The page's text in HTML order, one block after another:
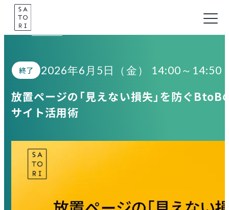
Skip
content
終了 2026年6月5日（金） 14:00～14:50
放置ページの「見えない損失」を防ぐ
サイト活用術